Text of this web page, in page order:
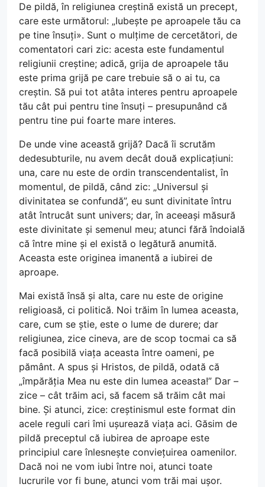
De pildă, în religiunea creștină există un precept,
care este următorul: „Iubește pe aproapele tău ca
pe tine însuți». Sunt o mulțime de cercetători, de
comentatori cari zic: acesta este fundamentul
religiunii creștine; adică, grija de aproapele tău
este prima grijă pe care trebuie să o ai tu, ca
creștin. Să pui tot atâta interes pentru aproapele
tău cât pui pentru tine însuți – presupunând că
pentru tine pui foarte mare interes.
De unde vine această grijă? Dacă îi scrutăm
dedesubturile, nu avem decât două explicațiuni:
una, care nu este de ordin transcendentalist, în
momentul, de pildă, când zic: „Universul și
divinitatea se confundă”, eu sunt divinitate întru
atât întrucât sunt univers; dar, în aceeași măsură
este divinitate și semenul meu; atunci fără îndoială
că între mine și el există o legătură anumită.
Aceasta este originea imanentă a iubirei de
aproape.
Mai există însă și alta, care nu este de origine
religioasă, ci politică. Noi trăim în lumea aceasta,
care, cum se știe, este o lume de durere; dar
religiunea, zice cineva, are de scop tocmai ca să
facă posibilă viața aceasta între oameni, pe
pământ. A spus și Hristos, de pildă, odată că
„împărăția Mea nu este din lumea aceasta!” Dar –
zice – cât trăim aci, să facem să trăim cât mai
bine. Și atunci, zice: creștinismul este format din
acele reguli cari îmi ușurează viața aci. Găsim de
pildă preceptul că iubirea de aproape este
principiul care înlesnește conviețuirea oamenilor.
Dacă noi ne vom iubi între noi, atunci toate
lucrurile vor fi bune, atunci vom trăi mai ușor.